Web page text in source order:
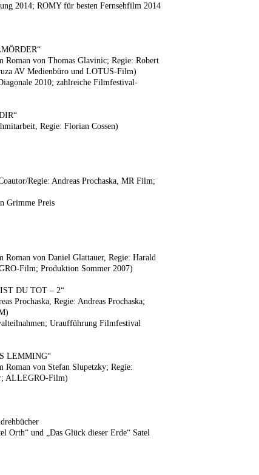
2014; ROMY für besten Fernsehfilm 2014
Roman von Thomas Glavinic; Regie: Robert
AV Medienbüro und LOTUS-Film)
2010; zahlreiche Filmfestival-
Regie: Florian Cossen)
Regie: Andreas Prochaska, MR Film;
Grimme Preis
Roman von Daniel Glattauer, Regie: Harald
Film; Produktion Sommer 2007)
DU TOT – 2“
Prochaska, Regie: Andreas Prochaska;
Uraufführung Filmfestival
LEMMING“
Roman von Stefan Slupetzky; Regie:
ALLEGRO-Film)
Orth“ und „Das Glück dieser Erde“ Satel